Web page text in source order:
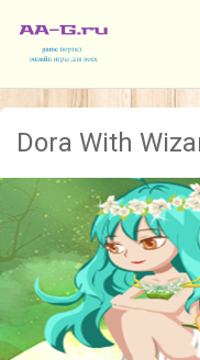
Dora With